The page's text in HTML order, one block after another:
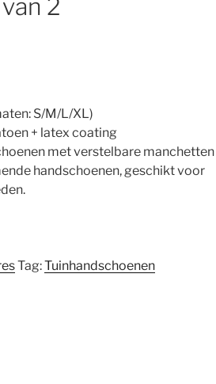
2
S/M/L/XL)
+ latex coating
met verstelbare manchetten
handschoenen, geschikt voor
Tag:Tuinhandschoenen